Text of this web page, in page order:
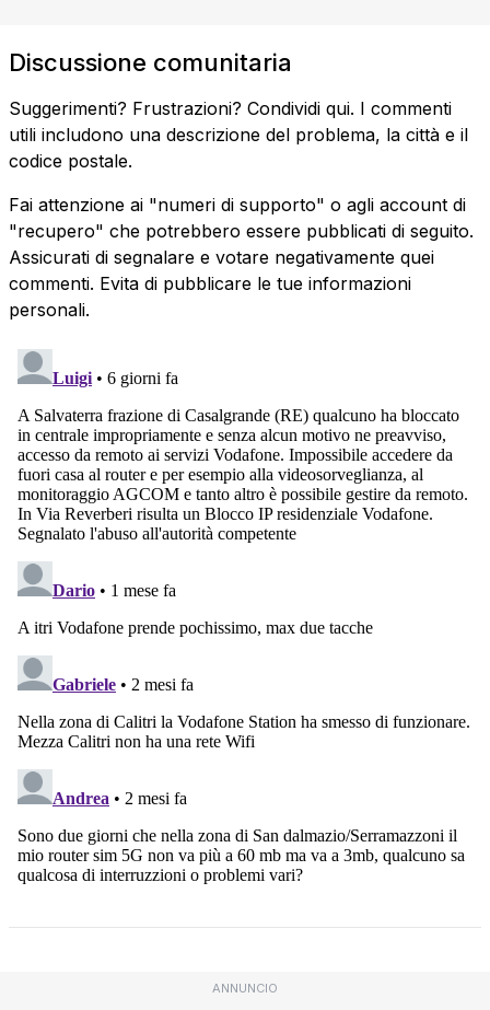
Discussione comunitaria
Suggerimenti? Frustrazioni? Condividi qui. I commenti
utili includono una descrizione del problema, la città e il
codice postale.
Fai attenzione ai "numeri di supporto" o agli account di
"recupero" che potrebbero essere pubblicati di seguito.
Assicurati di segnalare e votare negativamente quei
commenti. Evita di pubblicare le tue informazioni
personali.
ANNUNCIO